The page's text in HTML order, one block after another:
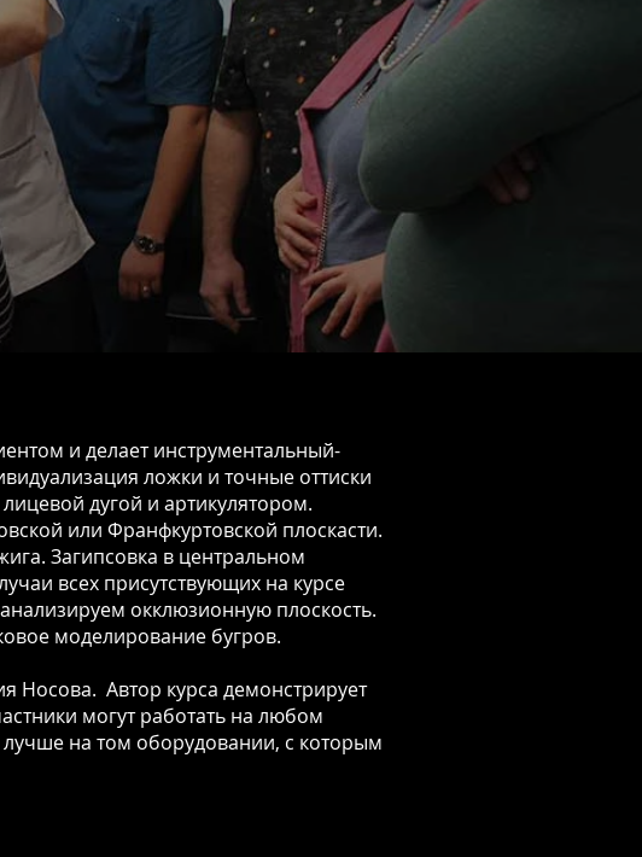
и делает инструментальный-
ложки и точные оттиски
дугой и артикулятором.
или Франфкуртовской плоскасти.
Загипсовка в центральном
всех присутствующих на курсе
окклюзионную плоскость.
моделирование бугров.
Носова. Автор курса демонстрирует
могут работать на любом
на том оборудовании, с которым